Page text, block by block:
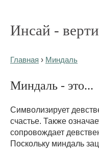
Инсай -
Главная › Миндаль
Миндаль - это...
Символизирует
счастье. Также
сопровождает
Поскольку миндаль